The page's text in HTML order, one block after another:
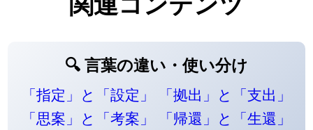
🔍 言葉の違い・使い分け
「指定」と「設定」
「拠出」と「支出」
「思案」と「考案」
「帰還」と「生還」